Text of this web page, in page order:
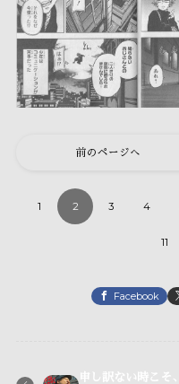
前のページへ
1 2 3 4
11
Facebook
申し訳ない時こそ、